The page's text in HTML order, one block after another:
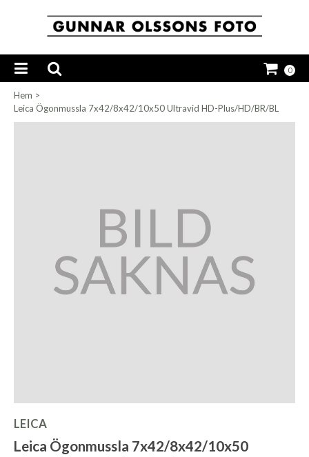
0
Hem >
Leica Ögonmussla 7x42/8x42/10x50 Ultravid HD-Plus/HD/BR/BL
LEICA
Leica Ögonmussla 7x42/8x42/10x50